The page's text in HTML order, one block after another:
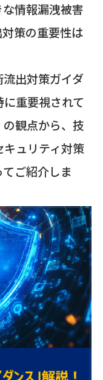
情報漏洩被害
策の重要性は
出対策ガイダ
重要視されて
観点から、技
ュリティ対策
ご紹介しま